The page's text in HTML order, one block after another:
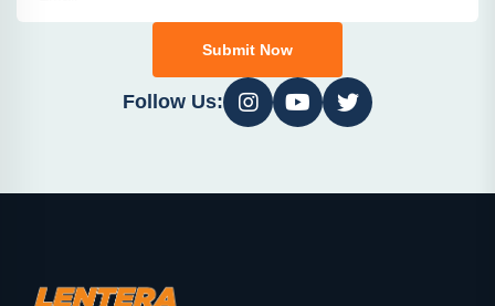
Submit Now
Follow Us: